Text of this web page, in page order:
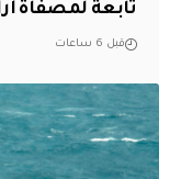
تابعة لمصفاة
قبل 6 ساعات